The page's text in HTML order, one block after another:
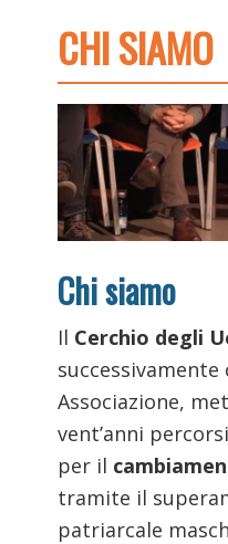
CHI SIAMO
Chi siamo
Il Cerchio degli
Associazione,
vent’anni
per il
tramite il
patriarcale